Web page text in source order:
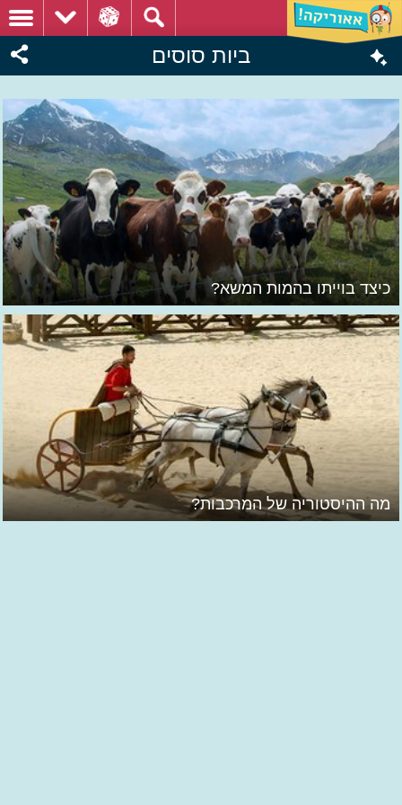
ביות סוסים
כיצד בוייתו בהמות המשא?
מה ההיסטוריה של המרכבות?